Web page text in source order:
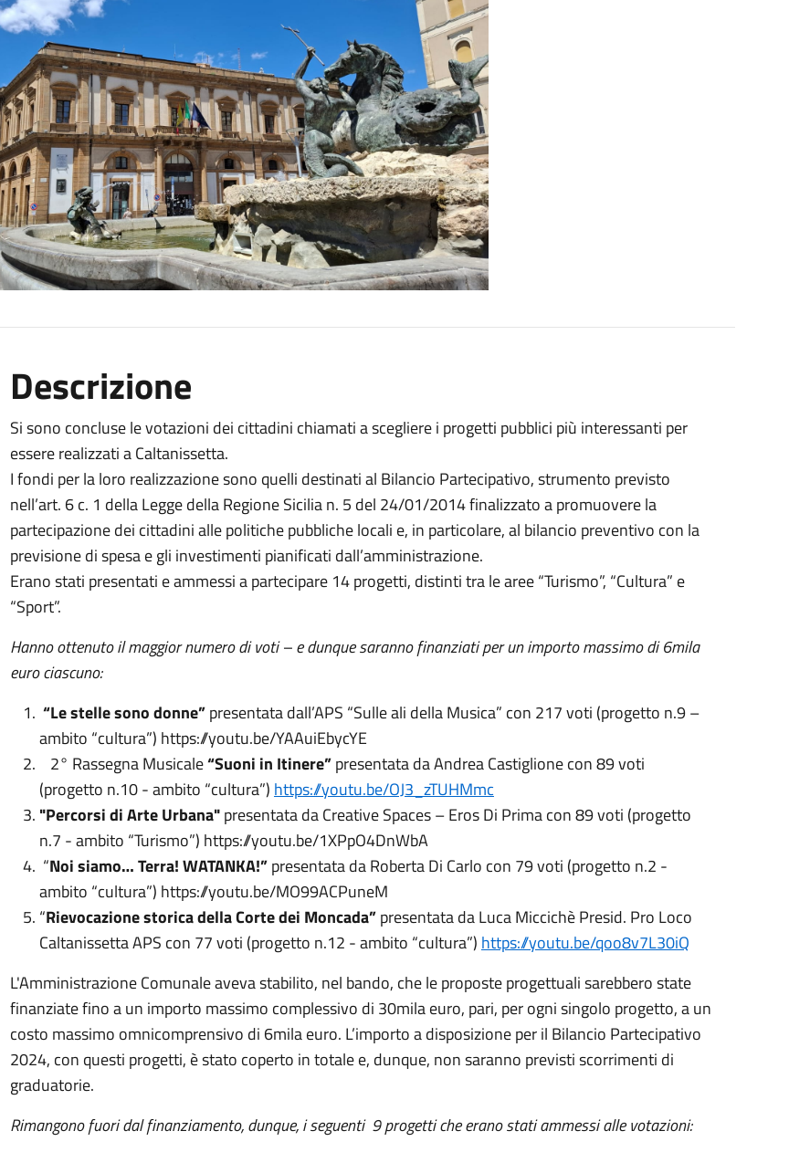
Descrizione
Si sono concluse le votazioni dei cittadini chiamati a scegliere i progetti pubblici più interessanti per
essere realizzati a Caltanissetta.
I fondi per la loro realizzazione sono quelli destinati al Bilancio Partecipativo, strumento previsto
nell’art. 6 c. 1 della Legge della Regione Sicilia n. 5 del 24/01/2014 finalizzato a promuovere la
partecipazione dei cittadini alle politiche pubbliche locali e, in particolare, al bilancio preventivo con la
previsione di spesa e gli investimenti pianificati dall’amministrazione.
Erano stati presentati e ammessi a partecipare 14 progetti, distinti tra le aree “Turismo”, “Cultura” e
“Sport”.
Hanno ottenuto il maggior numero di voti – e dunque saranno finanziati per un importo massimo di 6mila
euro ciascuno:
“Le stelle sono donne”presentata dall’APS “Sulle ali della Musica” con 217 voti (progetto n.9 –
ambito “cultura”) https://youtu.be/YAAuiEbycYE
2° Rassegna Musicale“Suoni in Itinere”presentata da Andrea Castiglione con 89 voti
(progetto n.10 - ambito “cultura”) https://youtu.be/OJ3_zTUHMmc
"Percorsi di Arte Urbana"presentata da Creative Spaces – Eros Di Prima con 89 voti (progetto
n.7 - ambito “Turismo”) https://youtu.be/1XPpO4DnWbA
“Noi siamo… Terra! WATANKA!”presentata da Roberta Di Carlo con 79 voti (progetto n.2 -
ambito “cultura”) https://youtu.be/MO99ACPuneM
“Rievocazione storica della Corte dei Moncada”presentata da Luca Miccichè Presid. Pro Loco
Caltanissetta APS con 77 voti (progetto n.12 - ambito “cultura”) https://youtu.be/qoo8v7L30iQ
L'Amministrazione Comunale aveva stabilito, nel bando, che le proposte progettuali sarebbero state
finanziate fino a un importo massimo complessivo di 30mila euro, pari, per ogni singolo progetto, a un
costo massimo omnicomprensivo di 6mila euro. L’importo a disposizione per il Bilancio Partecipativo
2024, con questi progetti, è stato coperto in totale e, dunque, non saranno previsti scorrimenti di
graduatorie.
Rimangono fuori dal finanziamento, dunque, i seguenti 9 progetti che erano stati ammessi alle votazioni: